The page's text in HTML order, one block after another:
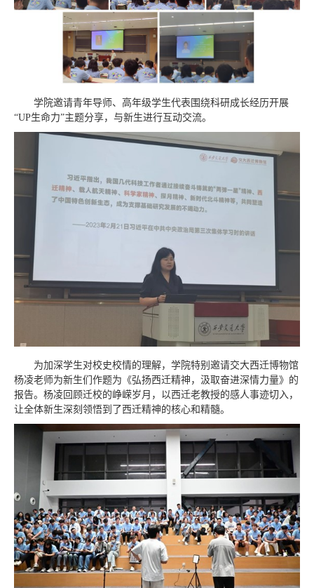
学院邀请青年导师、高年级学生代表围绕科研成长经历开展
“UP生命力”主题分享，与新生进行互动交流。
为加深学生对校史校情的理解，学院特别邀请交大西迁博物馆
杨凌老师为新生们作题为《弘扬西迁精神，汲取奋进深情力量》的
报告。杨凌回顾迁校的峥嵘岁月，以西迁老教授的感人事迹切入，
让全体新生深刻领悟到了西迁精神的核心和精髓。